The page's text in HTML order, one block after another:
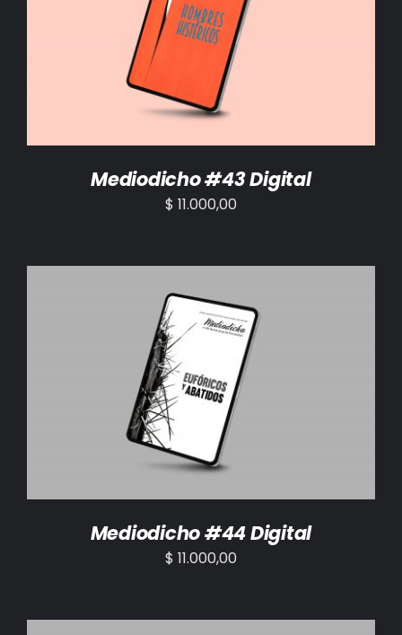
AÑADIR AL CARRITO /
Mediodicho #43 Digital
$ 11.000,00
AÑADIR AL CARRITO /
Mediodicho #44 Digital
$ 11.000,00